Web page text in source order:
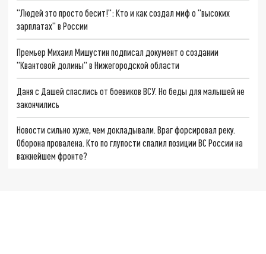
"Людей это просто бесит!": Кто и как создал миф о "высоких
зарплатах" в России
Премьер Михаил Мишустин подписал документ о создании
"Квантовой долины" в Нижегородской области
Даня с Дашей спаслись от боевиков ВСУ. Но беды для малышей не
закончились
Новости сильно хуже, чем докладывали. Враг форсировал реку.
Оборона провалена. Кто по глупости спалил позиции ВС России на
важнейшем фронте?